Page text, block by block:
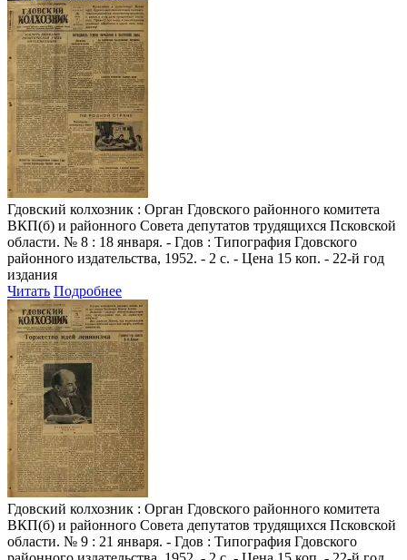
Гдовский колхозник : Орган Гдовского районного комитета
ВКП(б) и районного Совета депутатов трудящихся Псковской
области. № 8 : 18 января. - Гдов : Типография Гдовского
районного издательства, 1952. - 2 с. - Цена 15 коп. - 22-й год
издания
Читать Подробнее
Гдовский колхозник : Орган Гдовского районного комитета
ВКП(б) и районного Совета депутатов трудящихся Псковской
области. № 9 : 21 января. - Гдов : Типография Гдовского